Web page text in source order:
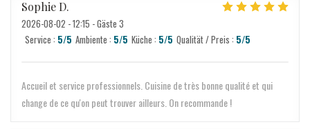
Sophie D
2026-08-02 - 12:15 - Gäste 3
Service : 5/5 Ambiente : 5/5 Küche : 5/5 Qualität / Preis : 5/5
Accueil et service professionnels. Cuisine de très bonne qualité et qui
change de ce qu'on peut trouver ailleurs. On recommande !